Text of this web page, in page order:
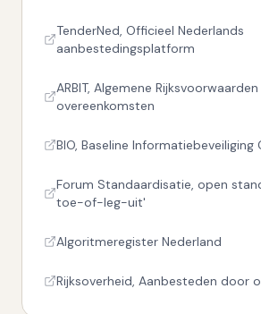
TenderNed, Officieel Nederlands
aanbestedingsplatform
ARBIT, Algemene
overeenkomsten
BIO, Baseline Informatiebeveiliging
Forum Standaardisatie, open
toe-of-leg-uit'
Algoritmeregister Nederland
Rijksoverheid, Aanbesteden door